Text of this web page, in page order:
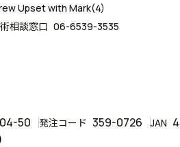
Upset with Mark(4)
相談窓口 06-6539-3535
50 発注コード 359-0726 JAN